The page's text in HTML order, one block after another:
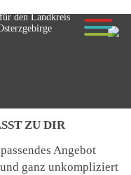
den Landkreis
ZU DIR
Angebot
ganz unkompliziert